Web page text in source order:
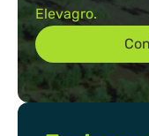
Elevagro.